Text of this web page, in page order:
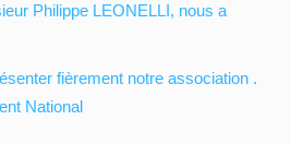
Philippe LEONELLI, nous a
fièrement notre association .
National